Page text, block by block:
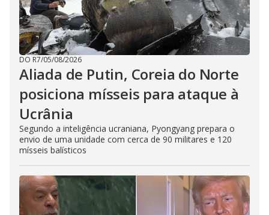
e
o
DO R7/05/08/2026
Aliada de Putin, Coreia do Norte
posiciona mísseis para ataque à
Ucrânia
Segundo a inteligência ucraniana, Pyongyang prepara o
envio de uma unidade com cerca de 90 militares e 120
mísseis balísticos